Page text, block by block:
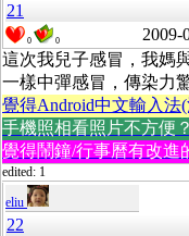
21
0 0 2009-
這次我兒子感冒，我媽
一樣中彈感冒，傳染力
覺得Android中文輸入
手機照相看照片不方便
覺得鬧鐘/行事曆有改
edited: 1
eliu
22